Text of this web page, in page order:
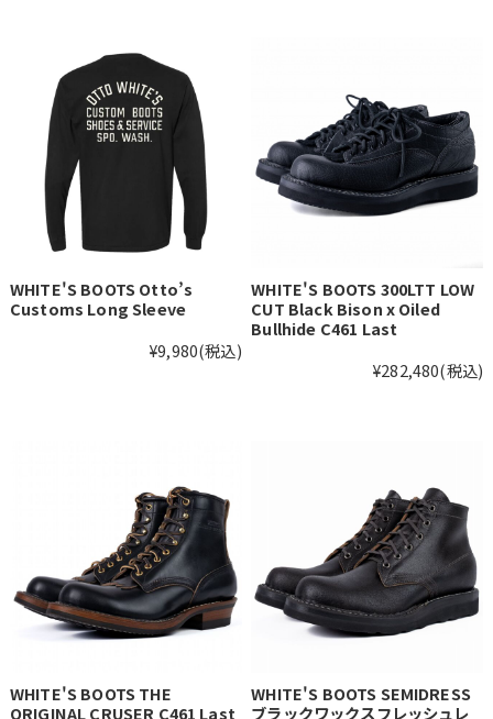
WHITE'S BOOTS Otto’s
Customs Long Sleeve
¥9,980(税込)
WHITE'S BOOTS 300LTT LOW
CUT Black Bison x Oiled
Bullhide C461 Last
¥282,480(税込)
WHITE'S BOOTS THE
ORIGINAL CRUSER C461 Last
WHITE'S BOOTS SEMIDRESS
ブラックワックスフレッシュレ